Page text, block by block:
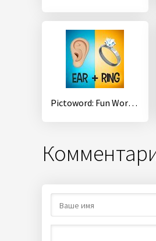
Pictoword: Fun Word Games, Offline Word Brain Game